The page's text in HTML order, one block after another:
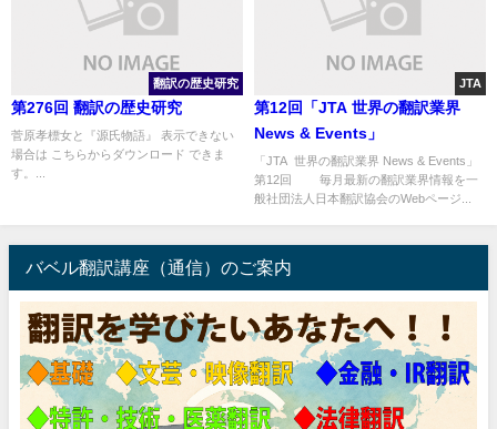
翻訳の歴史研究
第276回 翻訳の歴史研究
菅原孝標女と『源氏物語』 表示できない
場合は こちらからダウンロード できま
す。...
JTA
第12回「JTA 世界の翻訳業界
News & Events」
「JTA 世界の翻訳業界 News & Events」
第12回 毎月最新の翻訳業界情報を一
般社団法人日本翻訳協会のWebページ...
バベル翻訳講座（通信）のご案内